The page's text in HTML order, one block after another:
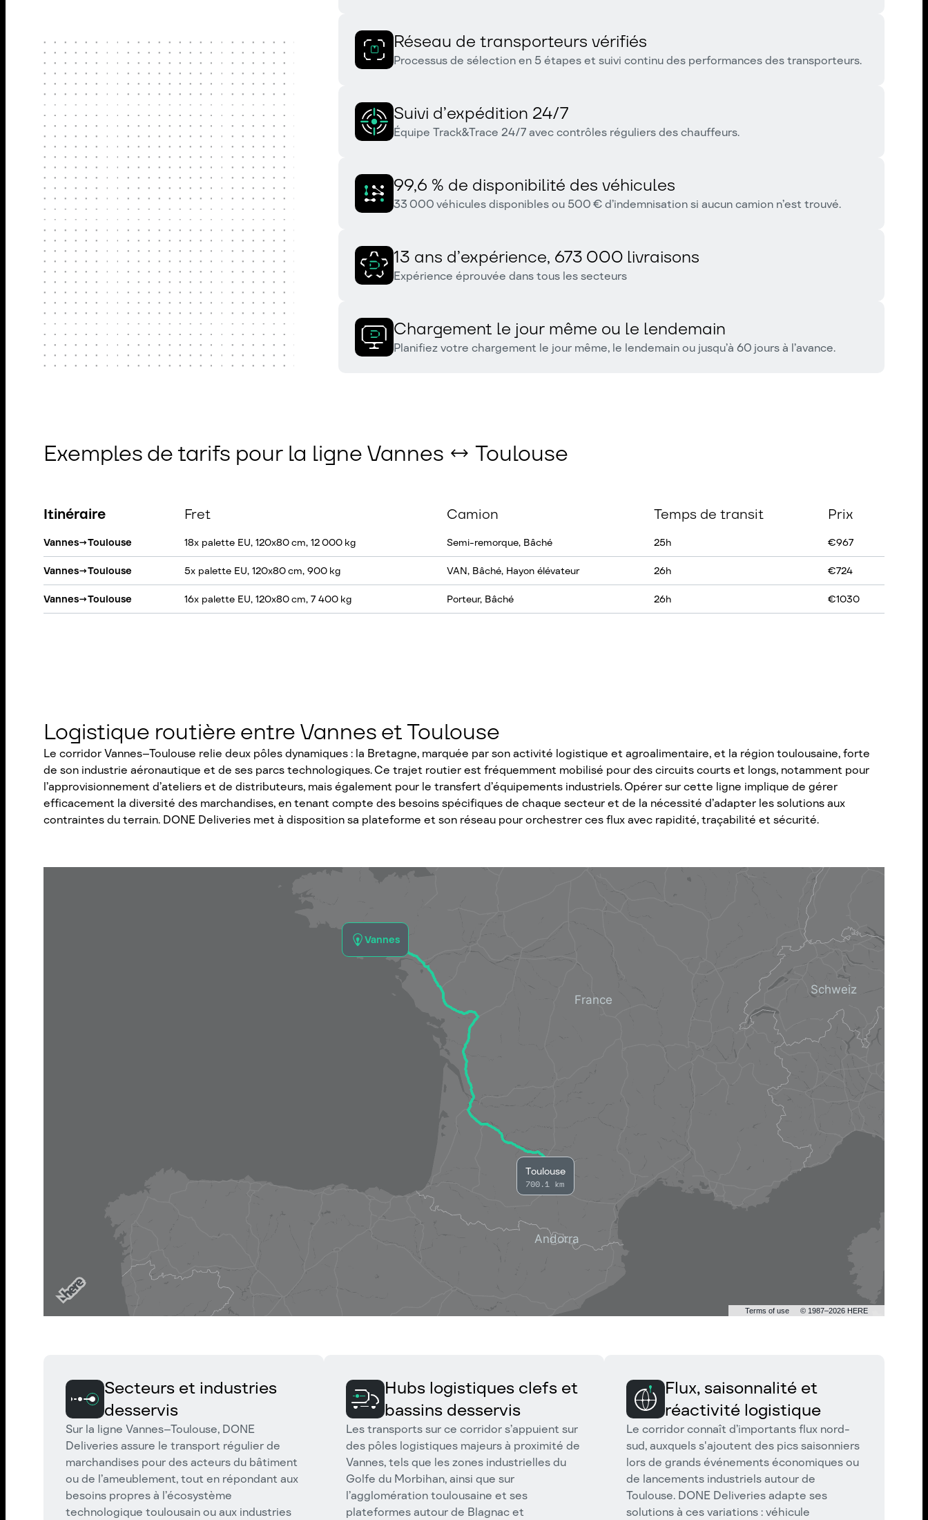
Réseau de transporteurs vérifiés
Processus de sélection en 5 étapes et suivi continu des performances des transporteurs.
Suivi d’expédition 24/7
Équipe Track&Trace 24/7 avec contrôles réguliers des chauffeurs.
99,6 % de disponibilité des véhicules
33 000 véhicules disponibles ou 500 € d’indemnisation si aucun camion n’est trouvé.
13 ans d’expérience, 673 000 livraisons
Expérience éprouvée dans tous les secteurs
Chargement le jour même ou le lendemain
Planifiez votre chargement le jour même, le lendemain ou jusqu’à 60 jours à l’avance.
Exemples de tarifs pour la ligne Vannes ↔ Toulouse
Itinéraire Fret Camion Temps de transit Prix
Vannes→Toulouse 18x palette EU, 120x80 cm, 12 000 kg Semi-remorque, Bâché 25h €967
Vannes→Toulouse 5x palette EU, 120x80 cm, 900 kg VAN, Bâché, Hayon élévateur 26h €724
Vannes→Toulouse 16x palette EU, 120x80 cm, 7 400 kg Porteur, Bâché 26h €1030
Logistique routière entre Vannes et Toulouse
Le corridor Vannes–Toulouse relie deux pôles dynamiques : la Bretagne, marquée par son activité logistique et agroalimentaire, et la région toulousaine, forte
de son industrie aéronautique et de ses parcs technologiques. Ce trajet routier est fréquemment mobilisé pour des circuits courts et longs, notamment pour
l’approvisionnement d’ateliers et de distributeurs, mais également pour le transfert d’équipements industriels. Opérer sur cette ligne implique de gérer
efficacement la diversité des marchandises, en tenant compte des besoins spécifiques de chaque secteur et de la nécessité d’adapter les solutions aux
contraintes du terrain. DONE Deliveries met à disposition sa plateforme et son réseau pour orchestrer ces flux avec rapidité, traçabilité et sécurité.
Vannes
Toulouse
700.1 km
Terms of use © 1987–2026 HERE
Secteurs et industries
desservis
Sur la ligne Vannes–Toulouse, DONE
Deliveries assure le transport régulier de
marchandises pour des acteurs du bâtiment
ou de l’ameublement, tout en répondant aux
besoins propres à l’écosystème
technologique toulousain ou aux industries
Hubs logistiques clefs et
bassins desservis
Les transports sur ce corridor s’appuient sur
des pôles logistiques majeurs à proximité de
Vannes, tels que les zones industrielles du
Golfe du Morbihan, ainsi que sur
l’agglomération toulousaine et ses
plateformes autour de Blagnac et
Flux, saisonnalité et
réactivité logistique
Le corridor connaît d’importants flux nord-
sud, auxquels s'ajoutent des pics saisonniers
lors de grands événements économiques ou
de lancements industriels autour de
Toulouse. DONE Deliveries adapte ses
solutions à ces variations : véhicule